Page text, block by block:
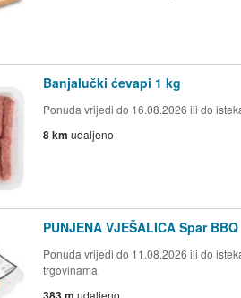
Banjalučki ćevapi 1 kg
Ponuda vrijedi do 16.08.2026 ili do
8 km udaljeno
PUNJENA VJEŠALICA Spar BBQ
Ponuda vrijedi do 11.08.2026 ili do
trgovinama
udaljeno